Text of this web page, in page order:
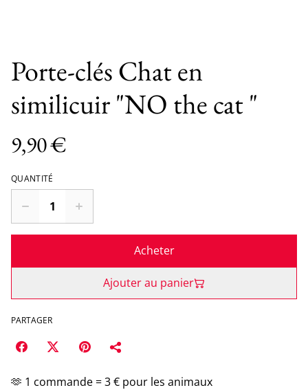
Porte-clés Chat en
similicuir "NO the cat "
9,90 €
QUANTITÉ
Acheter
Ajouter au panier
PARTAGER
🫶 1 commande = 3 € pour les animaux